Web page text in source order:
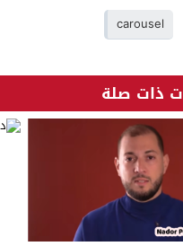
carousel
ذات صلة